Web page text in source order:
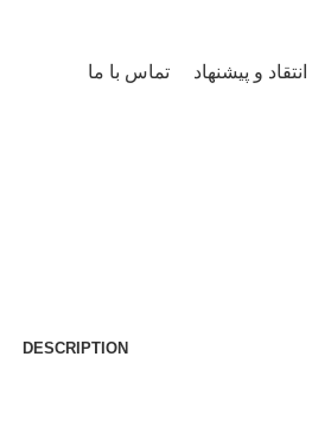
انتقاد و پیشنهاد تماس با ما
DESCRIPTION